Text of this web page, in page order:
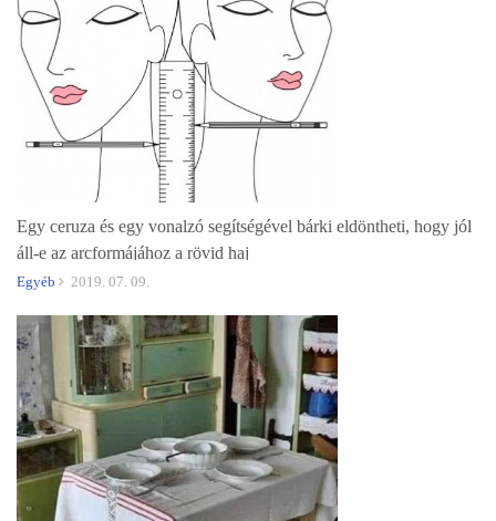
Egy ceruza és egy vonalzó segítségével bárki eldöntheti, hogy jól
áll-e az arcformájához a rövid haj
Egyéb 2019. 07. 09.